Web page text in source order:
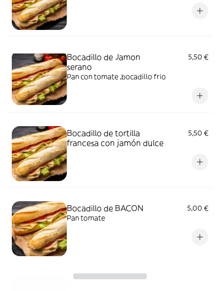
Bocadillo de Jamon
serano
5,50 €
Pan con tomate ,bocadillo frio
Bocadillo de tortilla
francesa con jamón dulce
5,50 €
Bocadillo de BACON
5,00 €
Pan tomate